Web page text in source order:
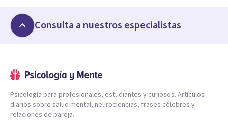
Consulta a nuestros especialistas
Psicología para profesionales, estudiantes y curiosos. Artículos
diarios sobre salud mental, neurociencias, frases célebres y
relaciones de pareja.